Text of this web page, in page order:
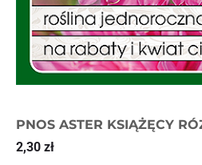
PNOS ASTER KSIĄŻĘCY
2,30 zł